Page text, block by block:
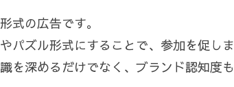
式の広告です。
パズル形式にすることで、参加を促しま
を深めるだけでなく、ブランド認知度